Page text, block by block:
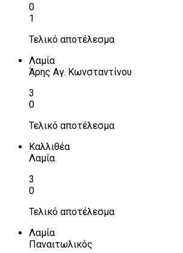
0
1
Τελικό αποτέλεσμα
Λαμία
Άρης Αγ. Κωνσταντίνου
3
0
Τελικό αποτέλεσμα
Καλλιθέα
Λαμία
3
0
Τελικό αποτέλεσμα
Λαμία
Παναιτωλικός